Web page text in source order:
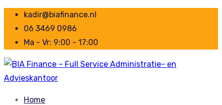
kadir@biafinance.nl
06 3469 0986
Ma - Vr: 9:00 - 17:00
Home